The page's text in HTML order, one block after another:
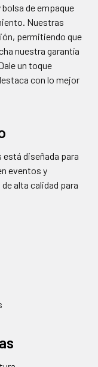
de empaque
Nuestras
permitiendo que
nuestra garantía
un toque
con lo mejor
diseñada para
eventos y
alta calidad para